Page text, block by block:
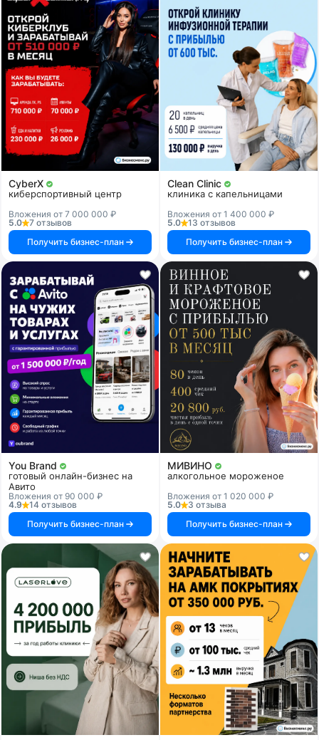
CyberX
киберспортивный центр
Вложения от 7 000 000 ₽
5.0
7 отзывов
Получить бизнес-план
Clean Clinic
клиника с капельницами
Вложения от 1 400 000 ₽
5.0
13 отзывов
Получить бизнес-план
You Brand
готовый онлайн-бизнес на
Авито
Вложения от 90 000 ₽
4.9
14 отзывов
Получить бизнес-план
МИВИНО
алкогольное мороженое
Вложения от 1 020 000 ₽
5.0
3 отзыва
Получить бизнес-план